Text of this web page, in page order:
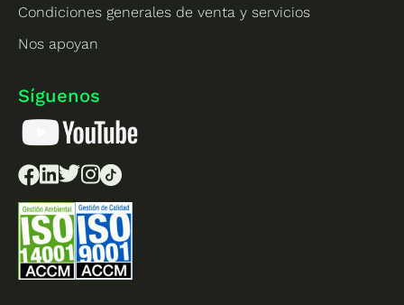
Condiciones generales de venta y servicios
Nos apoyan
Síguenos